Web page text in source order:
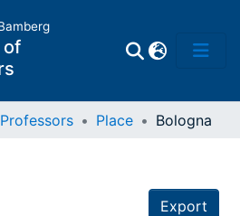
of
Place Bologna
Export